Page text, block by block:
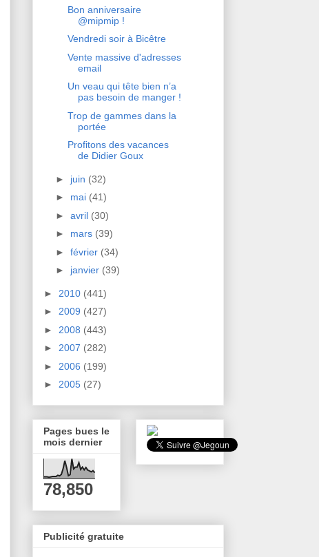
Bon anniversaire
@mipmip !
Vendredi soir à Bicêtre
Vente massive d'adresses
email
Un veau qui tête bien n’a
pas besoin de manger !
Trop de gammes dans la
portée
Profitons des vacances
de Didier Goux
► juin (32)
► mai (41)
► avril (30)
► mars (39)
► février (34)
► janvier (39)
► 2010 (441)
► 2009 (427)
► 2008 (443)
► 2007 (282)
► 2006 (199)
► 2005 (27)
Pages bues le
mois dernier
78,850
Publicité gratuite